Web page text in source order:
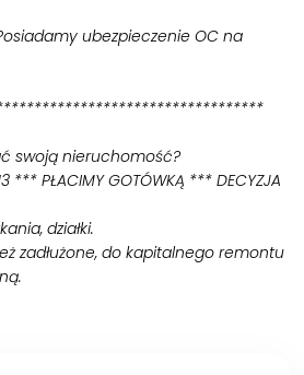
ubezpieczenie OC na
swoją nieruchomość?
*** PŁACIMY GOTÓWKĄ *** DECYZJA
działki.
zadłużone, do kapitalnego remontu